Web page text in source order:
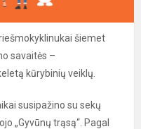
šiemet
savaitės –
kūrybinių veiklų.
susipažino su sekų
„Gyvūnų trąsą“. Pagal